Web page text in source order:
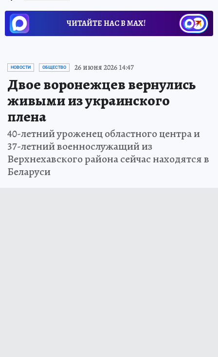
ЧИТАЙТЕ НАС В МАХ!
НОВОСТИ ОБЩЕСТВО 26 июня 2026 14:47
Двое воронежцев вернулись
живыми из украинского
плена
40-летний уроженец областного центра и
37-летний военнослужащий из
Верхнехавского района сейчас находятся в
Беларуси